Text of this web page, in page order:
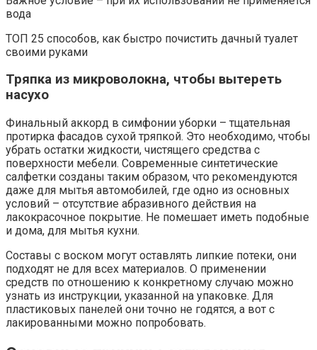
вода
ТОП 25 способов, как быстро почистить дачный туалет
своими руками
Тряпка из микроволокна, чтобы вытереть
насухо
Финальный аккорд в симфонии уборки – тщательная
протирка фасадов сухой тряпкой. Это необходимо, чтобы
убрать остатки жидкости, чистящего средства с
поверхности мебели. Современные синтетические
салфетки созданы таким образом, что рекомендуются
даже для мытья автомобилей, где одно из основных
условий – отсутствие абразивного действия на
лакокрасочное покрытие. Не помешает иметь подобные
и дома, для мытья кухни.
Составы с воском могут оставлять липкие потеки, они
подходят не для всех материалов. О применении
средств по отношению к конкретному случаю можно
узнать из инструкции, указанной на упаковке. Для
пластиковых панелей они точно не годятся, а вот с
лакированными можно попробовать.